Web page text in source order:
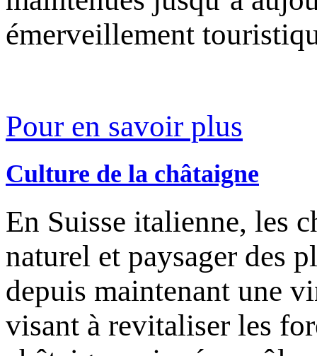
émerveillement
Pour en savoir plus
Culture de la châtaigne
En Suisse italienne, les
naturel et paysager des
depuis maintenant une
visant à revitaliser les